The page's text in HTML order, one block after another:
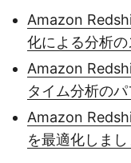
Amazon
化による分析
Amazon
タイム分析の
Amazon
を最適化しまし